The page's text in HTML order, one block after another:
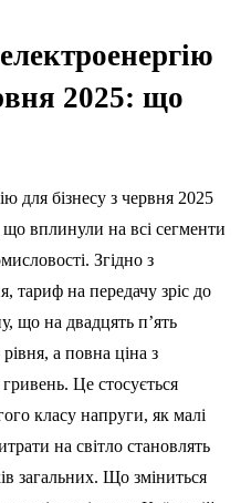
2025: що
для бізнесу з червня 2025
вплинули на всі сегменти
Згідно з
на передачу зріс до
що на двадцять п’ять
а повна ціна з
Це стосується
класу напруги, як малі
на світло становлять
загальних. Що зміниться